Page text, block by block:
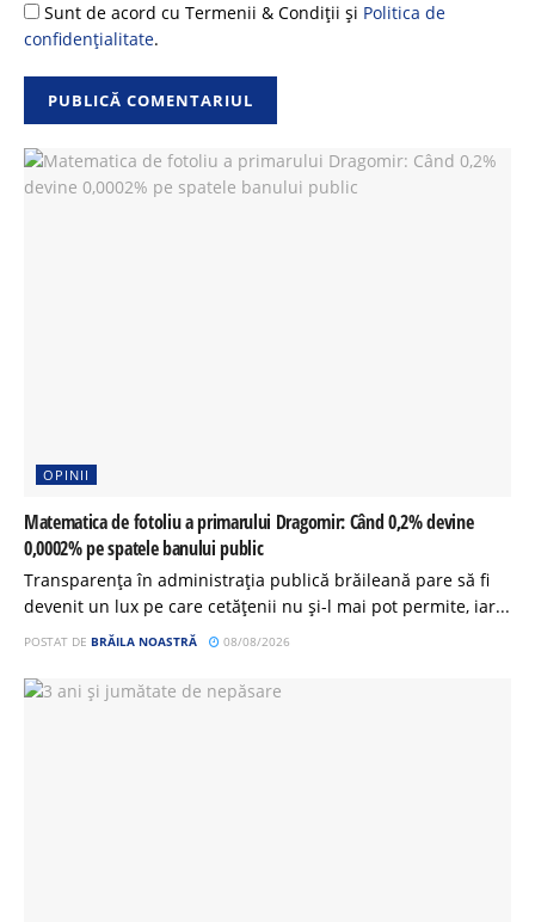
Sunt de acord cu Termenii & Condiții și Politica de
confidențialitate.
OPINII
Matematica de fotoliu a primarului Dragomir: Când 0,2% devine
0,0002% pe spatele banului public
Transparența în administrația publică brăileană pare să fi
devenit un lux pe care cetățenii nu și-l mai pot permite, iar...
POSTAT DE BRĂILA NOASTRĂ 08/08/2026